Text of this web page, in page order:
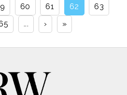
60 61 62
63
... › »